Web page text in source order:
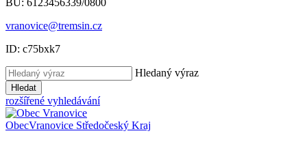
BÚ: 6123456339/0800
vranovice@tremsin.cz
ID: c75bxk7
Hledaný výraz
Hledat
rozšířené vyhledávání
ObecVranovice Středočeský Kraj